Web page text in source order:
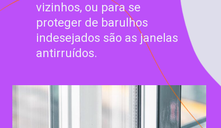
vizinhos, ou para se
proteger de barulhos
indesejados são as janelas
antirruídos.